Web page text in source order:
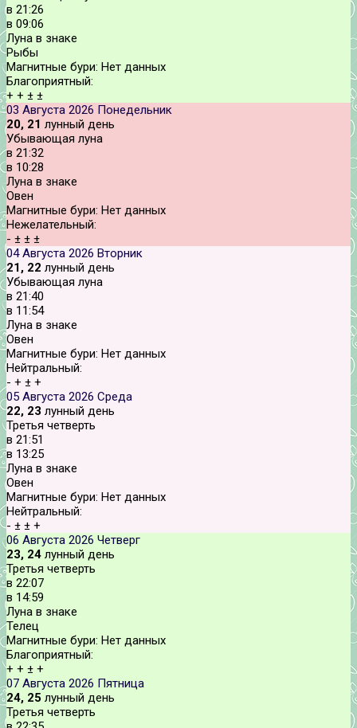
в 21:26
в 09:06
Луна в знаке
Рыбы
Магнитные бури: Нет данных
Благоприятный:
+ + ± ±
03 Августа 2026 Понедельник
20, 21 лунный день
Убывающая луна
в 21:32
в 10:28
Луна в знаке
Овен
Магнитные бури: Нет данных
Нежелательный:
- ± ± ±
04 Августа 2026 Вторник
21, 22 лунный день
Убывающая луна
в 21:40
в 11:54
Луна в знаке
Овен
Магнитные бури: Нет данных
Нейтральный:
- + ± +
05 Августа 2026 Среда
22, 23 лунный день
Третья четверть
в 21:51
в 13:25
Луна в знаке
Овен
Магнитные бури: Нет данных
Нейтральный:
- ± ± +
06 Августа 2026 Четверг
23, 24 лунный день
Третья четверть
в 22:07
в 14:59
Луна в знаке
Телец
Магнитные бури: Нет данных
Благоприятный:
+ + ± +
07 Августа 2026 Пятница
24, 25 лунный день
Третья четверть